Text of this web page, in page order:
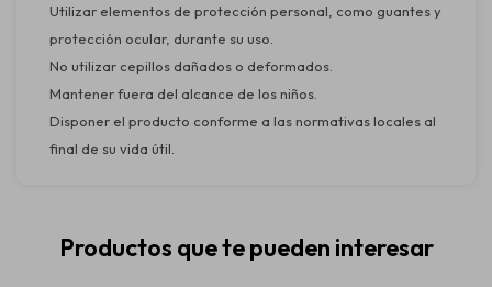
Utilizar elementos de protección personal, como guantes y
protección ocular, durante su uso.
No utilizar cepillos dañados o deformados.
Mantener fuera del alcance de los niños.
Disponer el producto conforme a las normativas locales al
final de su vida útil.
Productos que te pueden interesar